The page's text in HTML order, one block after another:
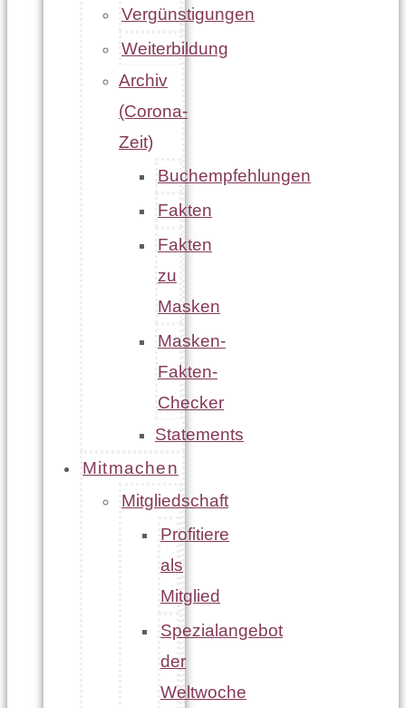
Vergünstigungen
Weiterbildung
Archiv
(Corona-
Zeit)
Buchempfehlungen
Fakten
Fakten
zu
Masken
Masken-
Fakten-
Checker
Statements
Mitmachen
Mitgliedschaft
Profitiere
als
Mitglied
Spezialangebot
der
Weltwoche